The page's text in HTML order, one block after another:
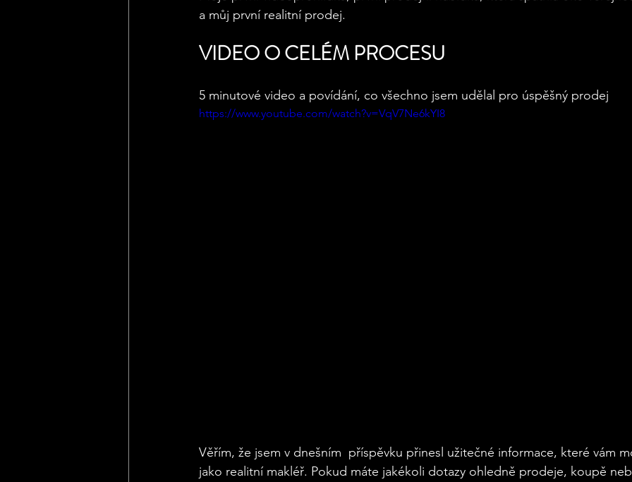
a můj první realitní prodej.
VIDEO O CELÉM PROCESU
5 minutové video a povídání, co všechno jsem udělal pro úspěšný prodej
https://www.youtube.com/watch?v=VqV7Ne6kYI8
Věřím, že jsem v dnešním  příspěvku přinesl užitečné informace, které vám
jako realitní makléř. Pokud máte jakékoli dotazy ohledně prodeje, koupě